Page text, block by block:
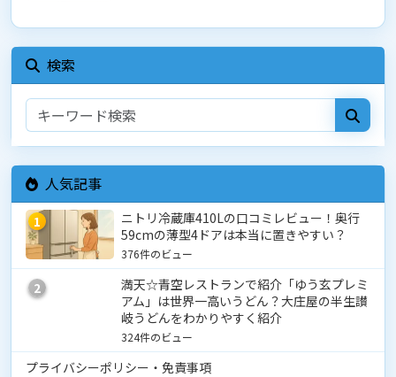
検索
人気記事
1
ニトリ冷蔵庫410Lの口コミレビュー！奥行
59cmの薄型4ドアは本当に置きやすい？
376件のビュー
2
満天☆青空レストランで紹介「ゆう玄プレミ
アム」は世界一高いうどん？大庄屋の半生讃
岐うどんをわかりやすく紹介
324件のビュー
プライバシーポリシー・免責事項